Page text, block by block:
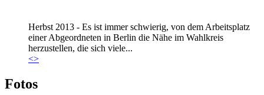
Marie_und_Wahlkreis.jpg
Marie_und_Wahlkreis.jpg
Herbst 2013 - Es ist immer schwierig, von dem Arbeitsplatz
einer Abgeordneten in Berlin die Nähe im Wahlkreis
herzustellen, die sich viele...
<>
Fotos